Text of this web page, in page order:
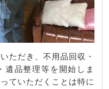
ただき、不用品回収・
遺品整理等を開始しま
ていただくことは特に